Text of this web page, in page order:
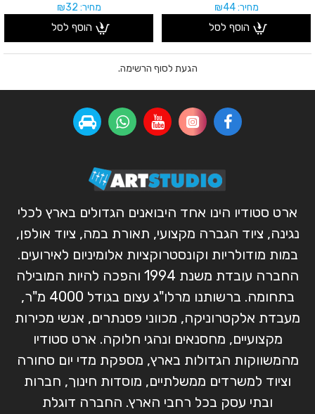
מחיר: ₪44
הוסף לסל
מחיר: ₪32
הוסף לסל
הגעת לסוף הרשימה.
ארט סטודיו הינו אחד היבואנים הגדולים בארץ לכלי
נגינה, ציוד הגברה מקצועי, תאורת במה, ציוד אולפן,
במות מודולריות וקונסטרוקציות אלומיניום לאירועים.
החברה עובדת משנת 1994 והפכה להיות המובילה
בתחומה. ברשותנו מרלו"ג עצום בגודל 4000 מ"ר,
מעבדת אלקטרוניקה, מכווני פסנתרים, אנשי מכירות
מקצועיים, מחסנאים ונהגי חלוקה. ארט סטודיו
מהמשווקות הגדולות בארץ, מספקת מדי יום סחורה
וציוד למשרדים ממשלתיים, מוסדות חינוך, חברות
ובתי עסק בכל רחבי הארץ. החברה דוגלת